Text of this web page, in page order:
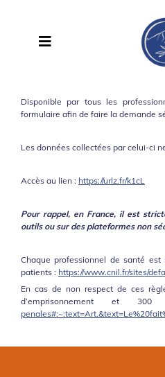
Disponible par tous les
formulaire afin de faire la demande
Les données collectées par celui-ci
Accès au lien : https://urlz.fr/k1cL
Pour rappel, en France, il est
outils ou sur des plateformes non
Chaque professionnel de santé
patients : https://www.cnil.fr/sites/
En cas de non respect de ces
d’emprisonnement et